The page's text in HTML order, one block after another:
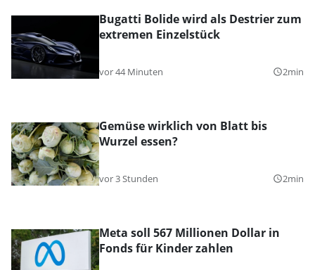
Bugatti Bolide wird als Destrier zum
extremen Einzelstück
vor 44 Minuten query_builder2min
Gemüse wirklich von Blatt bis
Wurzel essen?
vor 3 Stunden query_builder2min
Meta soll 567 Millionen Dollar in
Fonds für Kinder zahlen